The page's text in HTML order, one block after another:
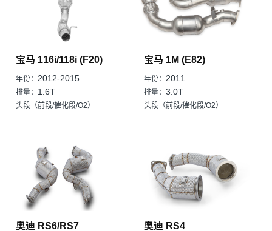
宝马 116i/118i (F20)
年份：2012-2015
排量： 1.6T
头段（前段/催化段/O2）
宝马 1M (E82)
年份：2011
排量：3.0T
头段（前段/催化段/O2）
奥迪 RS6/RS7 奥迪 RS4